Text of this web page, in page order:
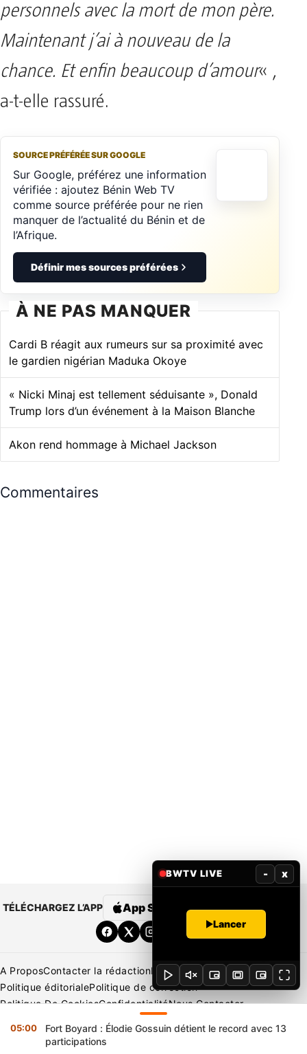
personnels avec la mort de mon père.
Maintenant j’ai à nouveau de la
chance. Et enfin beaucoup d’amour« ,
a-t-elle rassuré.
SOURCE PRÉFÉRÉE SUR GOOGLE
Sur Google, préférez une information
vérifiée : ajoutez Bénin Web TV
comme source préférée pour ne rien
manquer de l’actualité du Bénin et de
l’Afrique.
Définir mes sources préférées
À NE PAS MANQUER
Cardi B réagit aux rumeurs sur sa proximité avec
le gardien nigérian Maduka Okoye
« Nicki Minaj est tellement séduisante », Donald
Trump lors d’un événement à la Maison Blanche
Akon rend hommage à Michael Jackson
Commentaires
TÉLÉCHARGEZ L’APP App Store Google Play
A ProposContacter la rédactionRédaction Mentions légales
Politique éditorialePolitique de correction
Politique De CookiesConfidentialitéNous Contacter
BeNews | France
Copyright © 2026 BENIN WEB TV | Tous Droits Réservés
05:00
Fort Boyard : Élodie Gossuin détient le record avec 13
participations
BWTV LIVE - x
Lancer